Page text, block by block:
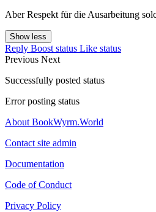
Aber Respekt für die Ausarbeitung
Show less
Reply Boost status Like status
Previous Next
Successfully posted status
Error posting status
About BookWyrm.World
Contact site admin
Documentation
Code of Conduct
Privacy Policy